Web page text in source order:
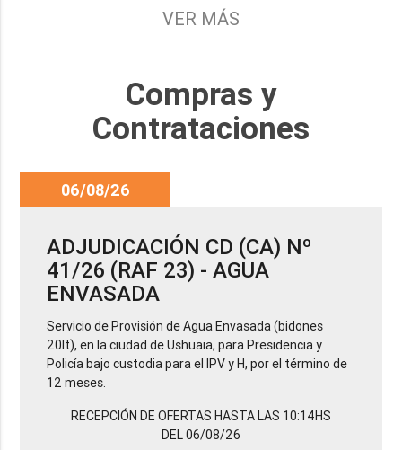
Provincia y del Servicio Penitenciario.
VER MÁS
Compras y
Contrataciones
06/08/26
ADJUDICACIÓN CD (CA) Nº
41/26 (RAF 23) - AGUA
ENVASADA
Servicio de Provisión de Agua Envasada (bidones
20lt), en la ciudad de Ushuaia, para Presidencia y
Policía bajo custodia para el IPV y H, por el término de
12 meses.
RECEPCIÓN DE OFERTAS HASTA LAS 10:14HS
DEL 06/08/26